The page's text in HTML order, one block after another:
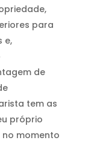
para
e,
de
tem as
próprio
momento